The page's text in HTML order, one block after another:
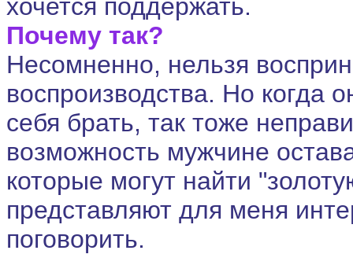
хочется поддержать.
Почему так?
Несомненно, нельзя
воспроизводства. Но когда
себя брать, так тоже
возможность мужчине
которые могут найти
представляют для меня
поговорить.